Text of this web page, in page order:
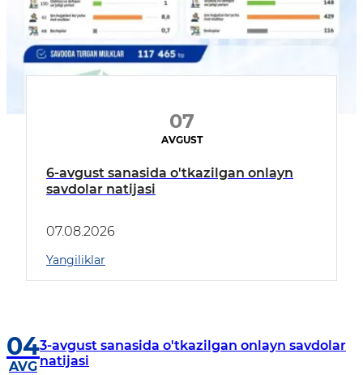
07
AVGUST
6-avgust sanasida o'tkazilgan onlayn
savdolar natijasi
07.08.2026
Yangiliklar
04
AVG
3-avgust sanasida o'tkazilgan onlayn savdolar
natijasi